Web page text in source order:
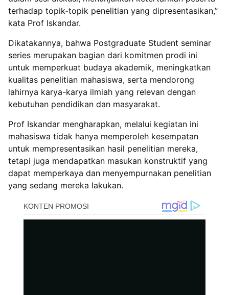
terhadap topik-topik penelitian yang dipresentasikan,”
kata Prof Iskandar.
Dikatakannya, bahwa Postgraduate Student seminar
series merupakan bagian dari komitmen prodi ini
untuk memperkuat budaya akademik, meningkatkan
kualitas penelitian mahasiswa, serta mendorong
lahirnya karya-karya ilmiah yang relevan dengan
kebutuhan pendidikan dan masyarakat.
Prof Iskandar mengharapkan, melalui kegiatan ini
mahasiswa tidak hanya memperoleh kesempatan
untuk mempresentasikan hasil penelitian mereka,
tetapi juga mendapatkan masukan konstruktif yang
dapat memperkaya dan menyempurnakan penelitian
yang sedang mereka lakukan.